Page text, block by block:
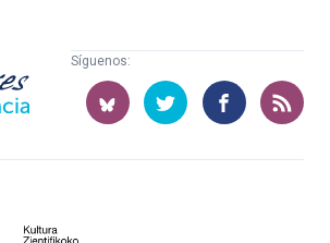
Síguenos: